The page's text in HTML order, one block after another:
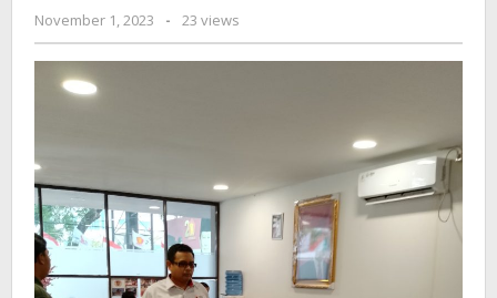
Sumbangkan
Darah
November 1, 2023
by
Jurnalsiber
- 23 views